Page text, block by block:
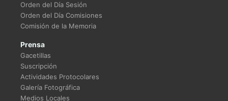
Orden del Día Sesión
Orden del Día Comisiones
Comisión de la Memoria
Prensa
Gacetillas
Suscripción
Actividades Protocolares
Galería Fotográfica
Medios Locales